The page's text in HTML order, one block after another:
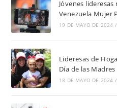
Jóvenes
Venezuela Mujer
19 DE MAYO DE 2024 /
Lideresas de
Día de las Madres
18 DE MAYO DE 2024 /